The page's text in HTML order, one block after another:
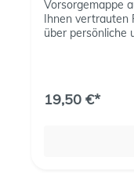
Vorsorgemappe
Ihnen vertrauten
über persönliche
19,50 €*